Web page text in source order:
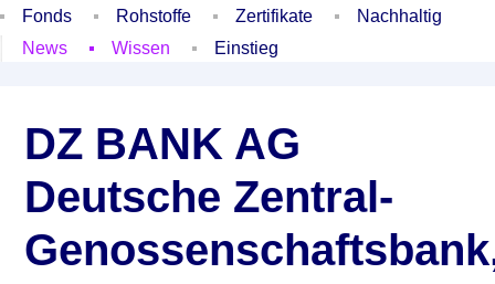
Fonds
Rohstoffe Zertifikate
Nachhaltig
News
Wissen Einstieg
DZ BANK AG
Deutsche Zentral-